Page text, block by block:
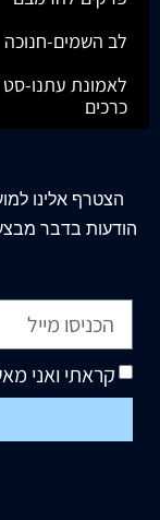
לב השמים-חנוכה
לאמונת עתנו-סט
כרכים
הצטרף אלינו
הודעות בדבר
קראתי ואני